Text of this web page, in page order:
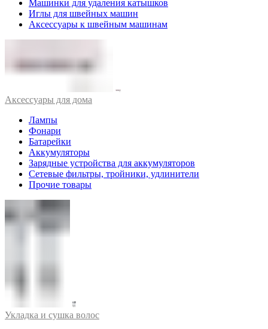
Машинки для удаления катышков
Иглы для швейных машин
Аксессуары к швейным машинам
Аксессуары для дома
Лампы
Фонари
Батарейки
Аккумуляторы
Зарядные устройства для аккумуляторов
Сетевые фильтры, тройники, удлинители
Прочие товары
Укладка и сушка волос